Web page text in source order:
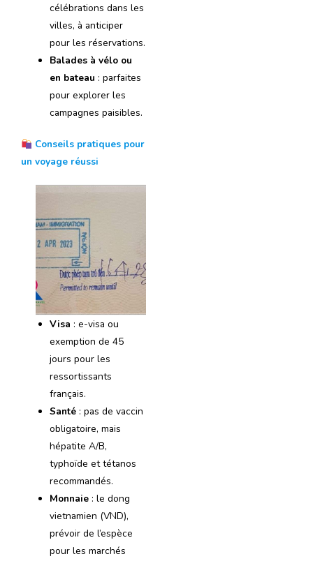
célébrations dans les
villes, à anticiper
pour les réservations.
Balades à vélo ou
en bateau : parfaites
pour explorer les
campagnes paisibles.
Conseils pratiques pour
un voyage réussi
Visa : e-visa ou
exemption de 45
jours pour les
ressortissants
français.
Santé : pas de vaccin
obligatoire, mais
hépatite A/B,
typhoïde et tétanos
recommandés.
Monnaie : le dong
vietnamien (VND),
prévoir de l’espèce
pour les marchés